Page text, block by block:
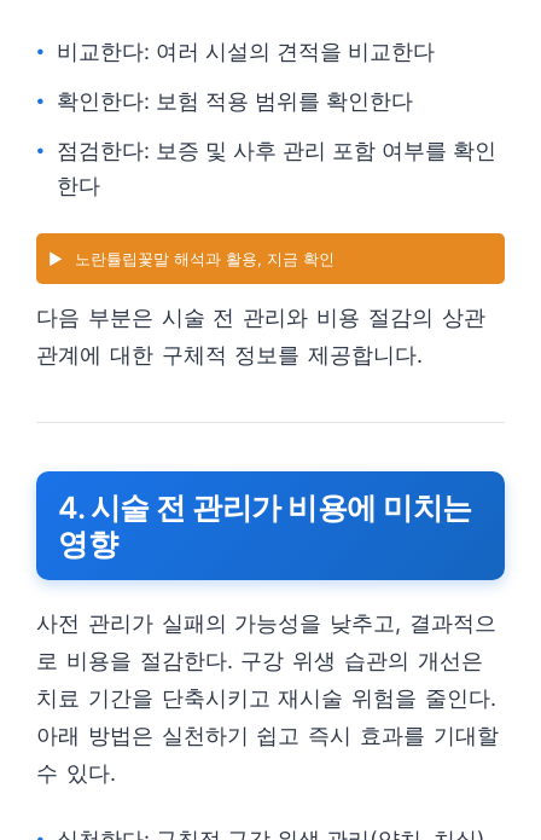
비교한다: 여러 시설의 견적을 비교한다
확인한다: 보험 적용 범위를 확인한다
점검한다: 보증 및 사후 관리 포함 여부를 확인
한다
▶️ 노란튤립꽃말 해석과 활용, 지금 확인
다음 부분은 시술 전 관리와 비용 절감의 상관
관계에 대한 구체적 정보를 제공합니다.
4. 시술 전 관리가 비용에 미치는
영향
사전 관리가 실패의 가능성을 낮추고, 결과적으
로 비용을 절감한다. 구강 위생 습관의 개선은
치료 기간을 단축시키고 재시술 위험을 줄인다.
아래 방법은 실천하기 쉽고 즉시 효과를 기대할
수 있다.